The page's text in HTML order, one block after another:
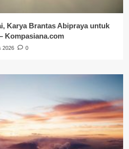
Karya Brantas Abipraya untuk
Kompasiana.com
2026 0